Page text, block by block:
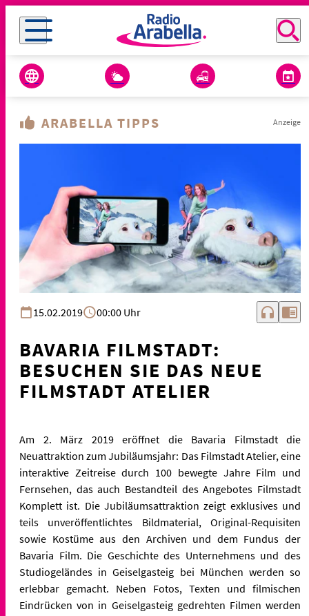
ARABELLA TIPPS Anzeige
15.02.2019 00:00 Uhr headphones chrome_reader_mode
BAVARIA FILMSTADT:
BESUCHEN SIE DAS NEUE
FILMSTADT ATELIER
Am 2. März 2019 eröffnet die Bavaria Filmstadt die
Neuattraktion zum Jubiläumsjahr: Das Filmstadt Atelier, eine
interaktive Zeitreise durch 100 bewegte Jahre Film und
Fernsehen, das auch Bestandteil des Angebotes Filmstadt
Komplett ist. Die Jubiläumsattraktion zeigt exklusives und
teils unveröffentlichtes Bildmaterial, Original-Requisiten
sowie Kostüme aus den Archiven und dem Fundus der
Bavaria Film. Die Geschichte des Unternehmens und des
Studiogeländes in Geiselgasteig bei München werden so
erlebbar gemacht. Neben Fotos, Texten und filmischen
Eindrücken von in Geiselgasteig gedrehten Filmen werden